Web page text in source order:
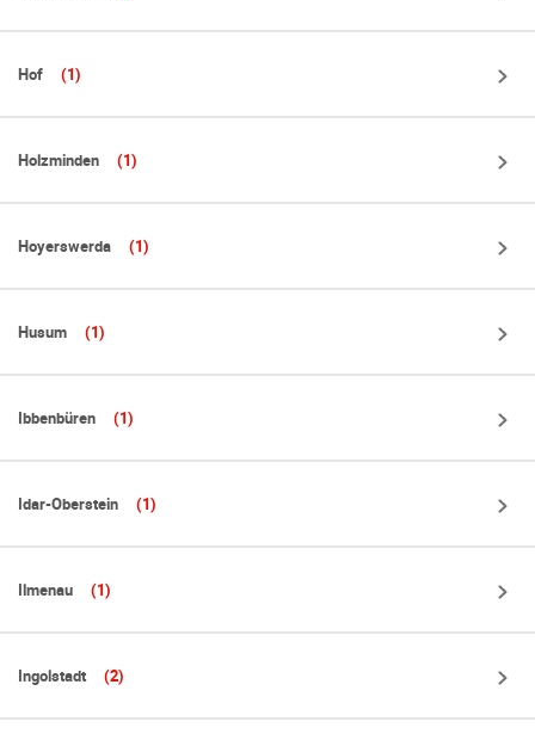
Hof (1)
Holzminden (1)
Hoyerswerda (1)
Husum (1)
Ibbenbüren (1)
Idar-Oberstein (1)
Ilmenau (1)
Ingolstadt (2)